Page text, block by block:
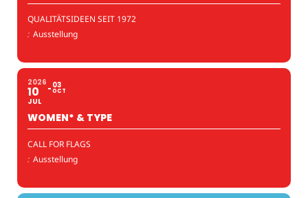
QUALITÄTSIDEEN SEIT 1972
: Ausstellung
2026
10
JUL
03
OCT
WOMEN* & TYPE
CALL FOR FLAGS
: Ausstellung